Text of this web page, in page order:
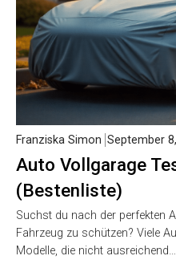
Auto Vollgarage
(Bestenliste)
Franziska Simon September
Suchst du nach der perfekten
Fahrzeug zu schützen? Viele
Modelle, die nicht ausreichend…